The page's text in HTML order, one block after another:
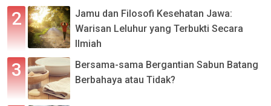
Jamu dan Filosofi Kesehatan Jawa:
Warisan Leluhur yang Terbukti Secara
Ilmiah
Bersama-sama Bergantian Sabun Batang
Berbahaya atau Tidak?